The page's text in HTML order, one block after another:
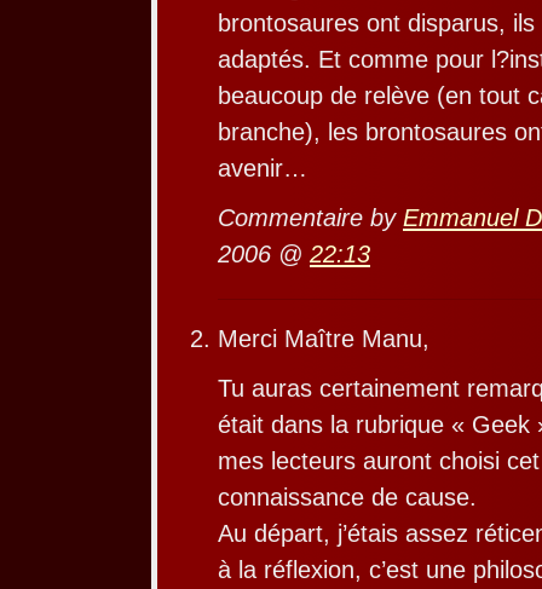
brontosaures ont disparus,
adaptés. Et comme pour
beaucoup de relève (en tout
branche), les brontosaures
avenir…
Commentaire by Emmanuel
2006 @ 22:13
Merci Maître Manu,
Tu auras certainement
était dans la rubrique « Geek
mes lecteurs auront choisi
connaissance de cause.
Au départ, j’étais assez
à la réflexion, c’est une